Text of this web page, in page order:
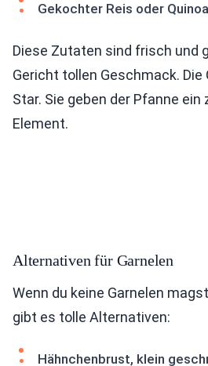
Gekochter Reis oder
Diese Zutaten sind frisch und
Gericht tollen Geschmack. Die
Star. Sie geben der Pfanne
Element.
Alternativen für Garnelen
Wenn du keine Garnelen
gibt es tolle Alternativen:
Hähnchenbrust, klein